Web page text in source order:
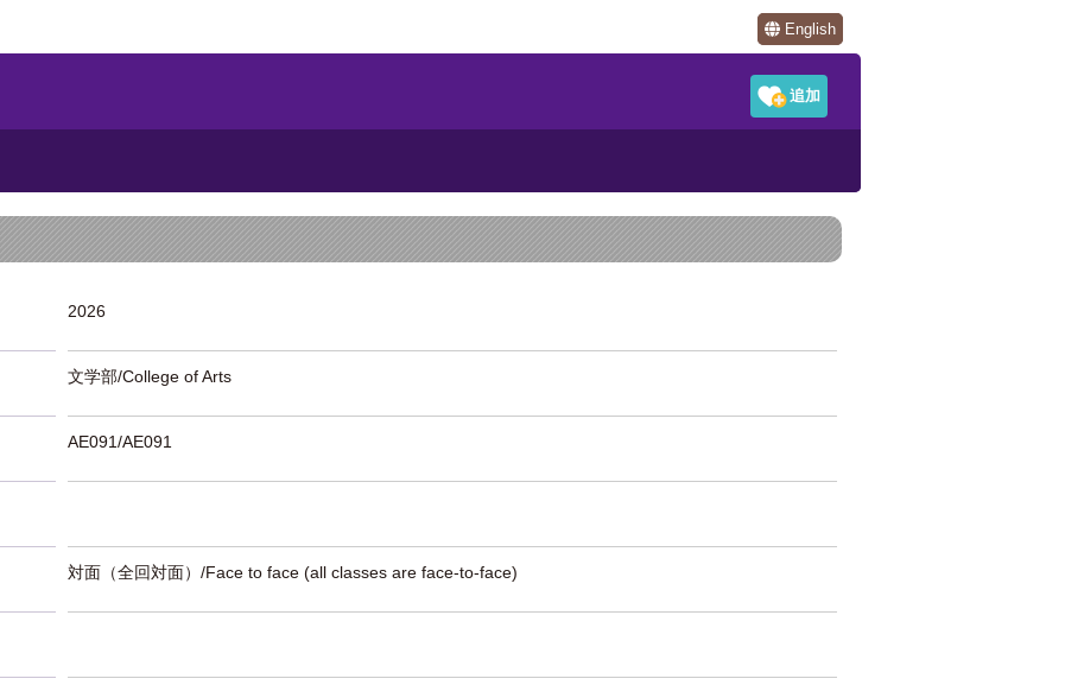
English
2026
文学部/College of Arts
AE091/AE091
対面（全回対面）/Face to face (all classes are face-to-face)